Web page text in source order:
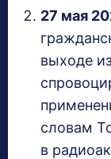
27 мая
выходе
словам
в